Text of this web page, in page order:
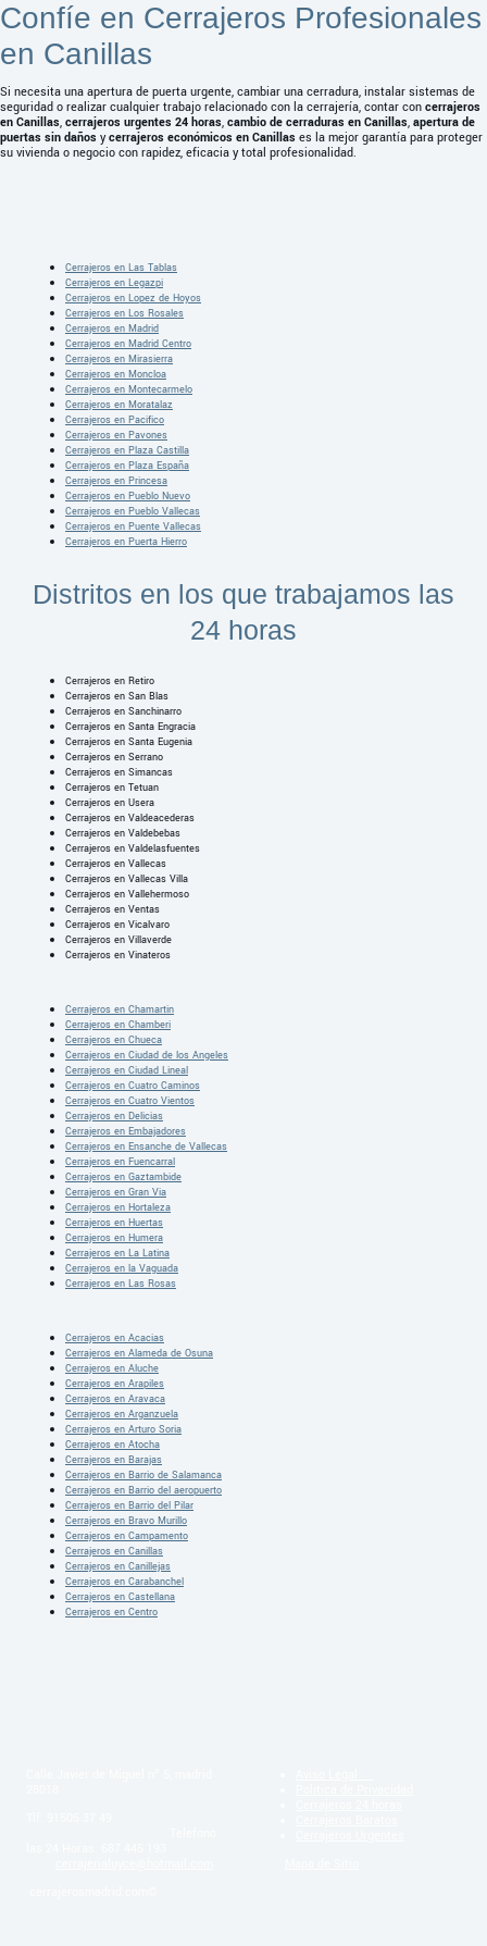
Confíe en Cerrajeros Profesionales
en Canillas
Si necesita una apertura de puerta urgente, cambiar una cerradura, instalar sistemas de
seguridad o realizar cualquier trabajo relacionado con la cerrajería, contar con cerrajeros
en Canillas, cerrajeros urgentes 24 horas, cambio de cerraduras en Canillas, apertura de
puertas sin daños ycerrajeros económicos en Canillas es la mejor garantía para proteger
su vivienda o negocio con rapidez, eficacia y total profesionalidad.
Cerrajeros en Las Tablas
Cerrajeros en Legazpi
Cerrajeros en Lopez de Hoyos
Cerrajeros en Los Rosales
Cerrajeros en Madrid
Cerrajeros en Madrid Centro
Cerrajeros en Mirasierra
Cerrajeros en Moncloa
Cerrajeros en Montecarmelo
Cerrajeros en Moratalaz
Cerrajeros en Pacifico
Cerrajeros en Pavones
Cerrajeros en Plaza Castilla
Cerrajeros en Plaza España
Cerrajeros en Princesa
Cerrajeros en Pueblo Nuevo
Cerrajeros en Pueblo Vallecas
Cerrajeros en Puente Vallecas
Cerrajeros en Puerta Hierro
Distritos en los que trabajamos las
24 horas
Cerrajeros en Retiro
Cerrajeros en San Blas
Cerrajeros en Sanchinarro
Cerrajeros en Santa Engracia
Cerrajeros en Santa Eugenia
Cerrajeros en Serrano
Cerrajeros en Simancas
Cerrajeros en Tetuan
Cerrajeros en Usera
Cerrajeros en Valdeacederas
Cerrajeros en Valdebebas
Cerrajeros en Valdelasfuentes
Cerrajeros en Vallecas
Cerrajeros en Vallecas Villa
Cerrajeros en Vallehermoso
Cerrajeros en Ventas
Cerrajeros en Vicalvaro
Cerrajeros en Villaverde
Cerrajeros en Vinateros
Cerrajeros en Chamartin
Cerrajeros en Chamberi
Cerrajeros en Chueca
Cerrajeros en Ciudad de los Angeles
Cerrajeros en Ciudad Lineal
Cerrajeros en Cuatro Caminos
Cerrajeros en Cuatro Vientos
Cerrajeros en Delicias
Cerrajeros en Embajadores
Cerrajeros en Ensanche de Vallecas
Cerrajeros en Fuencarral
Cerrajeros en Gaztambide
Cerrajeros en Gran Via
Cerrajeros en Hortaleza
Cerrajeros en Huertas
Cerrajeros en Humera
Cerrajeros en La Latina
Cerrajeros en la Vaguada
Cerrajeros en Las Rosas
Cerrajeros en Acacias
Cerrajeros en Alameda de Osuna
Cerrajeros en Aluche
Cerrajeros en Arapiles
Cerrajeros en Aravaca
Cerrajeros en Arganzuela
Cerrajeros en Arturo Soria
Cerrajeros en Atocha
Cerrajeros en Barajas
Cerrajeros en Barrio de Salamanca
Cerrajeros en Barrio del aeropuerto
Cerrajeros en Barrio del Pilar
Cerrajeros en Bravo Murillo
Cerrajeros en Campamento
Cerrajeros en Canillas
Cerrajeros en Canillejas
Cerrajeros en Carabanchel
Cerrajeros en Castellana
Cerrajeros en Centro